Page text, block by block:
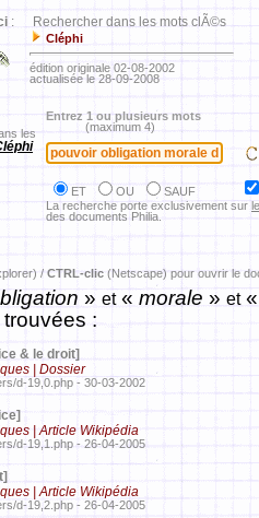
: Rechercher dans les mots clÃ©s
Cléphi
édition originale 02-08-2002
actualisée le 28-09-2008
les
Entrez 1 ou plusieurs mots
(maximum 4)
ET OU
SAUF
La recherche porte exclusivement sur
des documents Philia.
/ CTRL-clic (Netscape) pour ouvrir le
» et« morale » et«
:
& le droit]
| Dossier
d-19,0.php - 30-03-2002
| Article Wikipédia
d-19,1.php - 26-04-2005
| Article Wikipédia
d-19,2.php - 26-04-2005